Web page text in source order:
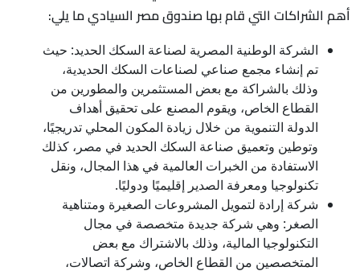
أهم الشراكات التي قام بها صندوق مصر السيادي ما يلي:
الشركة الوطنية المصرية لصناعة السكك الحديد: حيث
تم إنشاء مجمع صناعي لصناعات السكك الحديدية،
وذلك بالشراكة مع بعض المستثمرين والمطورين من
القطاع الخاص، ويقوم المصنع على تحقيق أهداف
الدولة التنموية من خلال زيادة المكون المحلي تدريجيًا،
وتوطين وتعميق صناعة السكك الحديد في مصر، كذلك
الاستفادة من الخبرات العالمية في هذا المجال، ونقل
تكنولوجيا ومعرفة الصدير إقليميًا ودوليًا.
شركة إرادة لتمويل المشروعات الصغيرة ومتناهية
الصغر: وهي شركة جديدة متخصصة في مجال
التكنولوجيا المالية، وذلك بالاشتراك مع بعض
المتخصصين من القطاع الخاص، وشركة اتصالات،